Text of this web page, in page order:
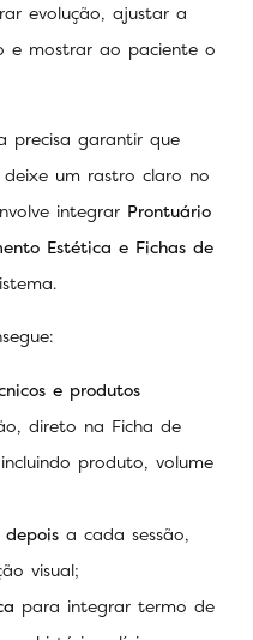
evolução, ajustar a
mostrar ao paciente o
precisa garantir que
um rastro claro no
integrar Prontuário
Estética e Fichas de
e produtos
direto na Ficha de
produto, volume
a cada sessão,
visual;
para integrar termo de